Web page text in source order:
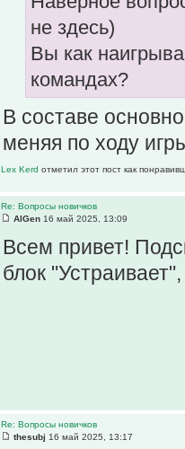
не здесь)
Вы как
командах?
В составе
меняя по ходу
Lex Kerd отметил этот пост как
Re: Вопросы новичков
AlGen 16 май 2025, 13:09
Всем привет!
блок
Re: Вопросы новичков
thesubj 16 май 2025, 13:17